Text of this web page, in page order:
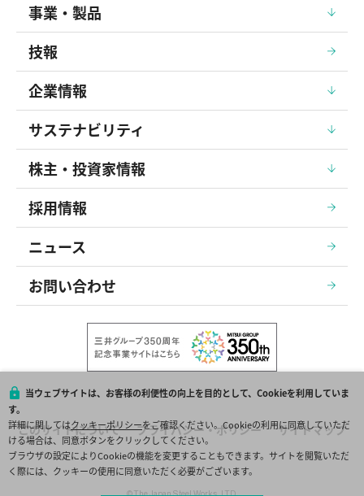
事業・製品
技報
企業情報
サステナビリティ
株主・投資家情報
採用情報
ニュース
お問い合わせ
このサイトについて プライバシー・ポリシー サイトマップ
© The Japan Steel Works, LTD.
当ウェブサイトは、お客様の利便性の向上を目的として、Cookieを利用していま
す。
詳細に関してはクッキーポリシーをご確認ください。Cookieの利用に同意していただ
ける場合は、同意ボタンをクリックしてください。
ブラウザの設定によりCookieの機能を変更することもできます。サイトを閲覧いただ
く際には、クッキーの使用に同意いただく必要がございます。